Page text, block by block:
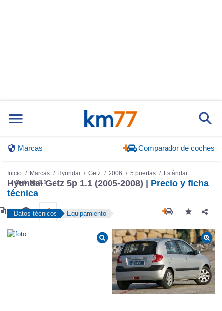
Marcas Comparador de coches
Inicio Marcas Hyundai Getz 2006 5 puertas
Estándar
Getz 5p 1.1
Hyundai Getz 5p 1.1 (2005-2008) | Precio y ficha
técnica
Datos técnicos Equipamiento